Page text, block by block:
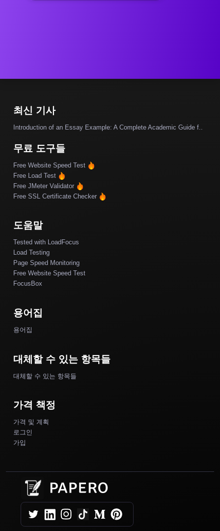
최신 기사
Introduction of an Essay Example: A Complete Academic Guide f..
무료 도구들
Free Website Speed Test
Free Load Test
Free JMeter Validator
Free SSL Certificate Checker
도움말
Tested with LoadFocus
Load Testing
Page Speed Monitoring
Free Website Speed Test
FocusBox
용어집
용어집
대체할 수 있는 항목들
대체할 수 있는 항목들
가격 책정
가격 및 계획
로그인
가입